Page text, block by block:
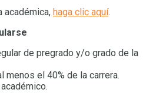
académica, haga clic aquí.
de pregrado y/o grado de la
menos el 40% de la carrera.